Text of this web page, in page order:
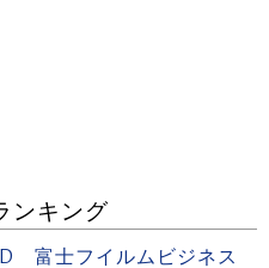
ンキング
富士フイルムビジネス